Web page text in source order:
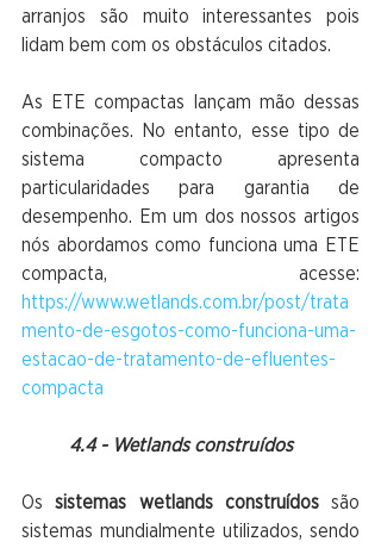
arranjos são muito interessantes pois
lidam bem com os obstáculos citados.
As ETE compactas lançam mão dessas
combinações. No entanto, esse tipo de
sistema compacto apresenta
particularidades para garantia de
desempenho. Em um dos nossos artigos
nós abordamos como funciona uma ETE
https://www.wetlands.com.br/post/trata
mento-de-esgotos-como-funciona-uma-
estacao-de-tratamento-de-efluentes-
compacta
4.4 - Wetlands construídos
Os sistemas wetlands construídos são
sistemas mundialmente utilizados, sendo